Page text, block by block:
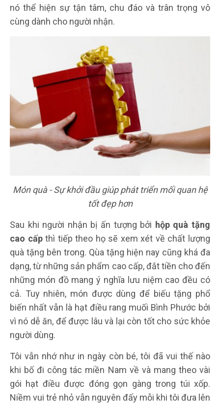
nó thể hiện sự tận tâm, chu đáo và trân trọng vô
cùng dành cho người nhận.
Món quà - Sự khởi đầu giúp phát triển mối quan hệ
tốt đẹp hơn
Sau khi người nhận bị ấn tượng bởi hộp quà tặng
cao cấpthì tiếp theo họ sẽ xem xét về chất lượng
quà tặng bên trong. Qùa tặng hiện nay cũng khá đa
dạng, từ những sản phẩm cao cấp, đắt tiền cho đến
những món đồ mang ý nghĩa lưu niệm cao đều có
cả. Tuy nhiên, món được dùng để biếu tặng phổ
biến nhất vẫn là hạt điều rang muối Bình Phước bởi
vì nó dễ ăn, để được lâu và lại còn tốt cho sức khỏe
người dùng.
Tôi vẫn nhớ như in ngày còn bé, tôi đã vui thế nào
khi bố đi công tác miền Nam về và mang theo vài
gói hạt điều được đóng gọn gàng trong túi xốp.
Niềm vui trẻ nhỏ vẫn nguyên đấy mỗi khi tôi đưa lên